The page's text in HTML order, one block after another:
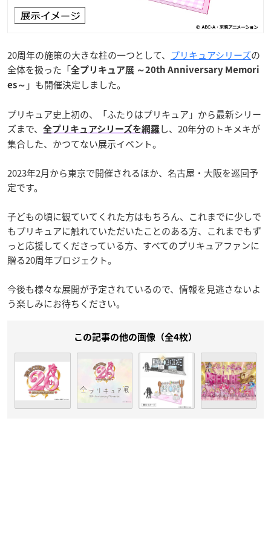
20周年の施策の大きな柱の一つとして、 プリキュアシリーズの
全体を扱った「全プリキュア展 ～20th Anniversary Memori
es～ 」も開催決定しました。
プリキュア史上初の、「ふたりはプリキュア」から最新シリー
ズまで、
全プリキュアシリーズを網羅 し、20年分のトキメキが
集合した、かつてない展示イベント。
2023年2月から東京で開催されるほか、名古屋・大阪を巡回予
定です。
子どもの頃に観ていてくれた方はもちろん、これまでに少しで
もプリキュアに触れていただいたことのある方、これまでもず
っと応援してくださっている方、すべてのプリキュアファンに
贈る20周年プロジェクト。
今後も様々な展開が予定されているので、情報を見逃さないよ
う楽しみにお待ちください。
この記事の他の画像（全4枚）